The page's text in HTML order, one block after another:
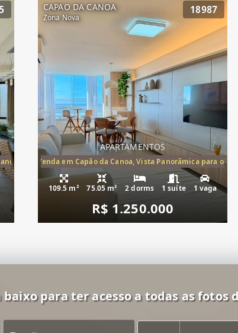
apartamento à venda Cap
CAPAO DA CANOA
Zona Nova
18987
APARTAMENTOS
Mar à Venda em Capão da Canoa, Vista Panorâmica para o
109.5 m² 75.05 m² 2 dorms 1 suíte 1 vaga
R$ 1.250.000
baixo para ter acesso a todas as fotos